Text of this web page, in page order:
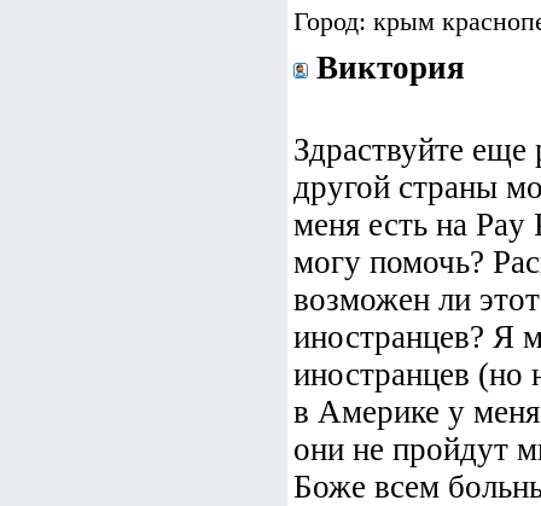
Город: крым
Виктория
Здраствуйте
другой страны
меня есть на Pay
могу помочь?
возможен ли
иностранцев? Я
иностранцев
в Америке у
они не пройдут
Боже всем